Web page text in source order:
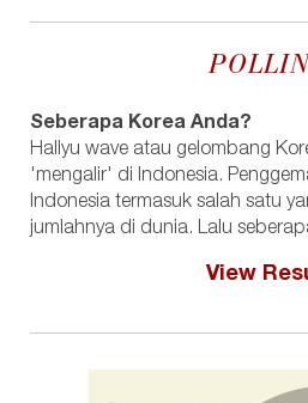
Seberapa Korea Anda?
Hallyu wave atau gelombang
'mengalir' di Indonesia.
Indonesia termasuk salah satu
jumlahnya di dunia. Lalu
View